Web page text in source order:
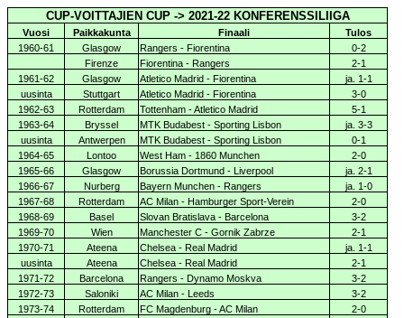
CUP-VOITTAJIEN CUP -> 2021-22 KONFERENSSILIIGA
Vuosi Paikkakunta Finaali
Tulos
1960-61
Glasgow Rangers - Fiorentina
0-2
Firenze
Fiorentina - Rangers
2-1
1961-62
Glasgow Atletico Madrid - Fiorentina
ja. 1-1
uusinta
Stuttgart Atletico Madrid - Fiorentina
3-0
1962-63
Rotterdam Tottenham - Atletico Madrid
5-1
1963-64
Bryssel MTK Budabest - Sporting Lisbon
ja. 3-3
uusinta
Antwerpen MTK Budabest - Sporting Lisbon
0-1
1964-65
Lontoo West Ham - 1860 Munchen
2-0
1965-66
Glasgow Borussia Dortmund - Liverpool
ja. 2-1
1966-67
Nurberg Bayern Munchen - Rangers
ja. 1-0
1967-68
Rotterdam AC Milan - Hamburger Sport-Verein
2-0
1968-69
Basel Slovan Bratislava - Barcelona
3-2
1969-70
Wien Manchester C - Gornik Zabrze
2-1
1970-71
Ateena Chelsea - Real Madrid
ja. 1-1
uusinta
Ateena Chelsea - Real Madrid
2-1
1971-72
Barcelona Rangers - Dynamo Moskva
3-2
1972-73
Saloniki AC Milan - Leeds
3-2
1973-74
Rotterdam FC Magdenburg - AC Milan
2-0